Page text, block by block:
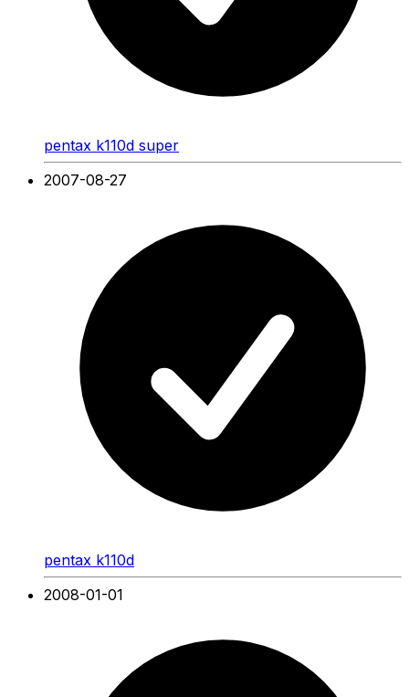
pentax k110d super
2007-08-27
pentax k110d
2008-01-01